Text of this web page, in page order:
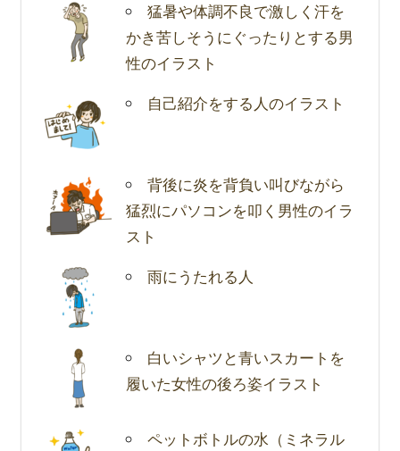
猛暑や体調不良で激しく汗を
かき苦しそうにぐったりとする男
性のイラスト
自己紹介をする人のイラスト
背後に炎を背負い叫びながら
猛烈にパソコンを叩く男性のイラ
スト
雨にうたれる人
白いシャツと青いスカートを
履いた女性の後ろ姿イラスト
ペットボトルの水（ミネラル